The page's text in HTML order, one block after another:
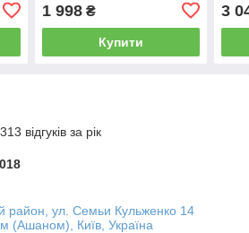
1 998₴
Купити
3
відгуків за рік
район, ул. Семьи Кульженко 14
(Ашаном), Київ, Україна